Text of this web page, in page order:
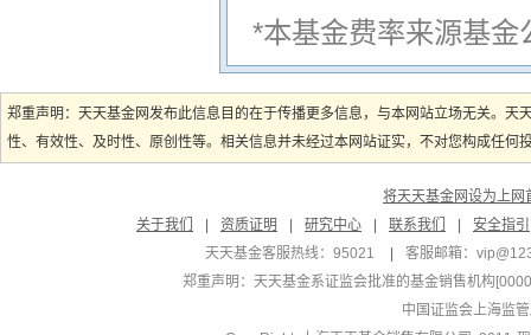
*本基金费率来源基
郑重声明：天天基金网发布此信息目的在于传播更多信息，与本网站立场无关。
性、有效性、及时性、原创性等。相关信息并未经过本网站证实，不对您构成任
将天天基金网设为上网
关于我们
资质证明 研究中心 联系我们
安全指引
天天基金客服热线：95021
客服邮箱：
郑重声明： 天天基金系证监会批准的基金销售机构
中国证监会上海监